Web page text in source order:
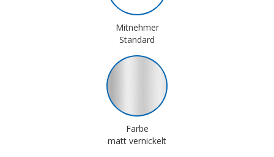
Mitnehmer
Standard
Farbe
matt vernickelt